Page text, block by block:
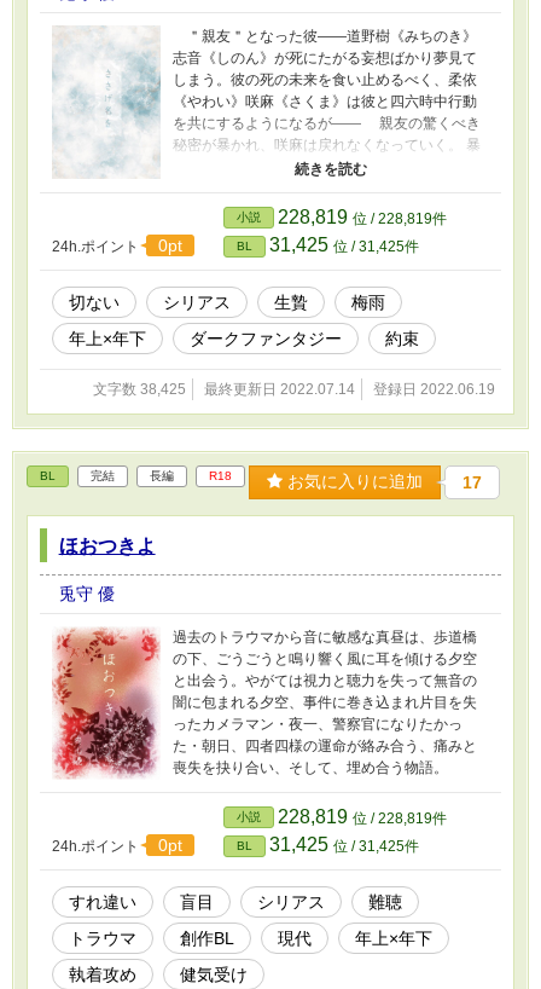
命の血族・裏月<うらづき>十二門と月輪を覆う
巨体・満月食い<フルムーンイーター>との縁切
り討伐譚。 罪と因縁の満ち欠け、ダークファ
ンタジーBL『月負いの縁士<えにし>』開幕。
＂親友＂となった彼――道野樹《みちのき》
志音《しのん》が死にたがる妄想ばかり夢見て
しまう。彼の死の未来を食い止めるべく、柔依
《やわい》咲麻《さくま》は彼と四六時中行動
を共にするようになるが―― 親友の驚くべき
秘密が暴かれ、咲麻は戻れなくなっていく。 暴
いてはいけなかった、死合わせな邂逅――
－－『目を覚まして、咲麻』－－ 声がした。こ
ちらを見つめる、色の失せた瞳。大切なものが
抜け落ちてしまった、彼はそんな顔をしてい
た。 愛を忘れた青年と、愛を知らない少年が、
愛の在処を探す物語。 これは、君が死なないた
めの試行錯夢 叶うなら君とこの夏を迎えたい ※
水害や水にのまれる表現があります。 抵抗のあ
24h.ポイント 0pt
小説 228,819 位 / 228,819件
BL 31,425 位 / 31,425件
切ない シリアス 生贄
梅雨
年上×年下
ダークファンタジー 約束
文字数 38,425 最終更新日 2022.07.14 登録日 2022.06.19
BL 完結 長編 R18 お気に入りに追加 17
ほおつきよ
兎守 優
過去のトラウマから音に敏感な真昼は、歩道橋
の下、ごうごうと鳴り響く風に耳を傾ける夕空
と出会う。やがては視力と聴力を失って無音の
闇に包まれる夕空、事件に巻き込まれ片目を失
ったカメラマン・夜一、警察官になりたかっ
た・朝日、四者四様の運命が絡み合う、痛みと
喪失を抉り合い、そして、埋め合う物語。
24h.ポイント 0pt
小説 228,819 位 / 228,819件
BL 31,425 位 / 31,425件
すれ違い 盲目 シリアス
難聴
トラウマ
創作BL 現代
年上×年下
執着攻め
健気受け